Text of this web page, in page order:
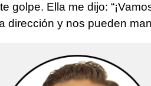
golpe. Ella me dijo:
dirección y nos pueden